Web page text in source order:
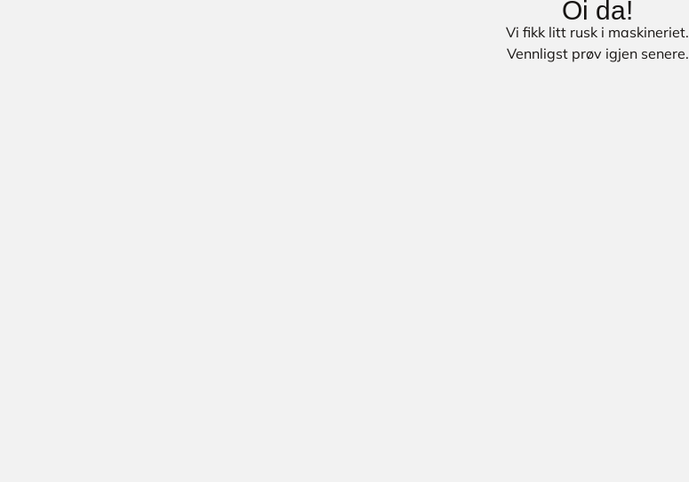
Oi da!
Vi fikk litt rusk i maskineriet.
Vennligst prøv igjen senere.